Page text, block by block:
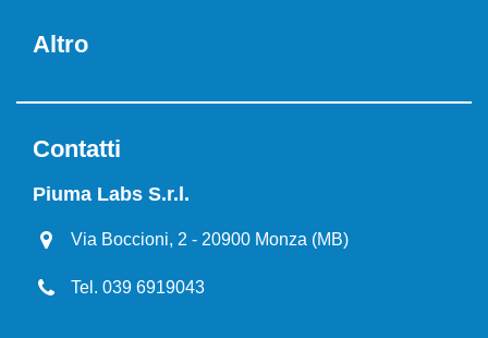
Altro
Contatti
Piuma Labs S.r.l.
Via Boccioni, 2 - 20900 Monza (MB)
Tel. 039 6919043